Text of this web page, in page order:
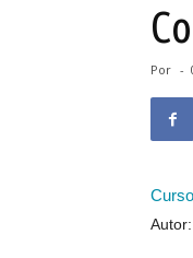
Por -